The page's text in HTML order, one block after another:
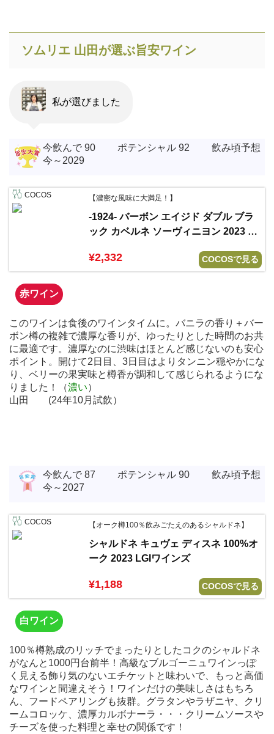
ソムリエ 山田が選ぶ旨安ワイン
私が選びました
今飲んで 90 ポテンシャル 92 飲み頃予想
今～2029
COCOS 【濃密な風味に大満足！】
-1924- バーボン エイジド ダブル ブラ
ック カベルネ ソーヴィニヨン 2023 デ
¥2,332 COCOSで見る
赤ワイン
このワインは食後のワインタイムに。バニラの香り＋バー
ボン樽の複雑で濃厚な香りが、ゆったりとした時間のお共
に最適です。濃厚なのに渋味はほとんど感じないのも安心
ポイント。開けて2日目、3日目はよりタンニン穏やかにな
り、ベリーの果実味と樽香が調和して感じられるようにな
りました！（濃い）
山田 (24年10月試飲）
今飲んで 87 ポテンシャル 90 飲み頃予想
今～2027
COCOS 【オーク樽100％飲みごたえのあるシャルドネ】
シャルドネ キュヴェ ディスネ 100%オ
ーク 2023 LGIワインズ
¥1,188 COCOSで見る
白ワイン
100％樽熟成のリッチでまったりとしたコクのシャルドネ
がなんと1000円台前半！高級なブルゴーニュワインっぽ
く見える飾り気のないエチケットと味わいで、もっと高価
なワインと間違えそう！ワインだけの美味しさはもちろ
ん、フードペアリングも抜群。グラタンやラザニヤ、クリ
ームコロッケ、濃厚カルボナーラ・・・クリームソースや
チーズを使った料理と幸せの関係です！